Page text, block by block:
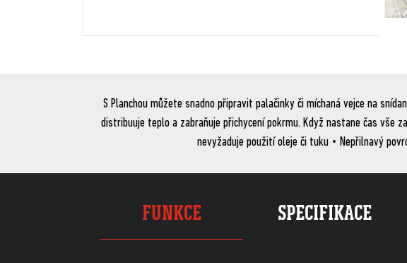
S Planchou můžete snadno připravit palačinky či míchaná vejce na
distribuuje teplo a zabraňuje přichycení pokrmu. Když nastane čas
nevyžaduje použití oleje či tuku • Nepřilnavý
FUNKCE SPECIFIKACE